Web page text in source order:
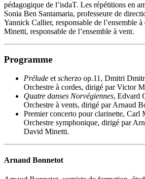
pédagogique de l’isdaT. Les répétitions en
Sonia Ben Santamaria, professeure de
Yannick Callier, responsable de l’ensemble
Minetti, responsable de l’ensemble à vent.
Programme
Prélude etscherzo op.11, Dmitri
Orchestre à cordes, dirigé par Victor
Quatre danses Norvégiennes, Edvard
Orchestre à vents, dirigé par Arnaud
Premier concerto pour clarinette, Carl
Orchestre symphonique, dirigé par
David Minetti.
Arnaud Bonnetot